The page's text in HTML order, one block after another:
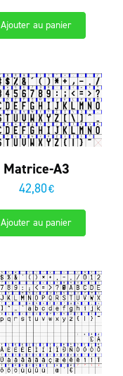
Ajouter au panier
Matrice-A3
42,80€
Ajouter au panier